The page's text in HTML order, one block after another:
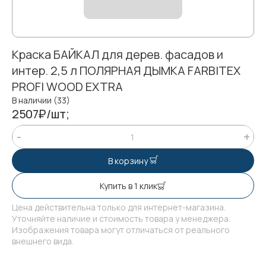
Краска БАЙКАЛ для дерев. фасадов и
интер. 2,5 л ПОЛЯРНАЯ ДЫМКА FARBITEX
PROFI WOOD EXTRA
В наличии (33)
2507₽/шт;
В корзину
Купить в 1 клик
Цена действительна только для интернет-магазина.
Уточняйте наличие и стоимость товара у менеджера.
Изображения товара могут отличаться от реального
внешнего вида.